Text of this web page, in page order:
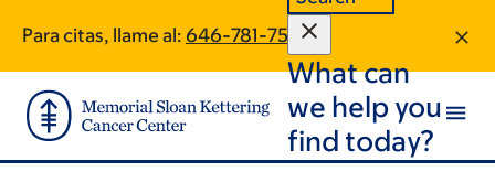
main
content
footer
Para citas, llame al: 646-781-7532
What can
we help you
find today?